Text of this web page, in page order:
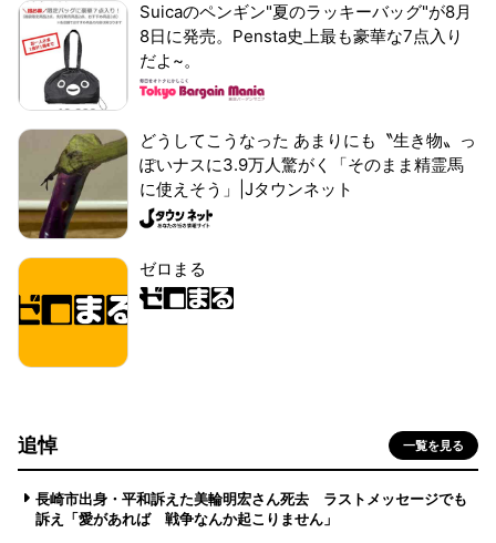
Suicaのペンギン"夏のラッキーバッグ"が8月
8日に発売。Pensta史上最も豪華な7点入り
だよ~。
どうしてこうなった あまりにも〝生き物〟っ
ぽいナスに3.9万人驚がく「そのまま精霊馬
に使えそう」|Jタウンネット
ゼロまる
追悼 一覧を見る
長崎市出身・平和訴えた美輪明宏さん死去 ラストメッセージでも
訴え「愛があれば 戦争なんか起こりません」